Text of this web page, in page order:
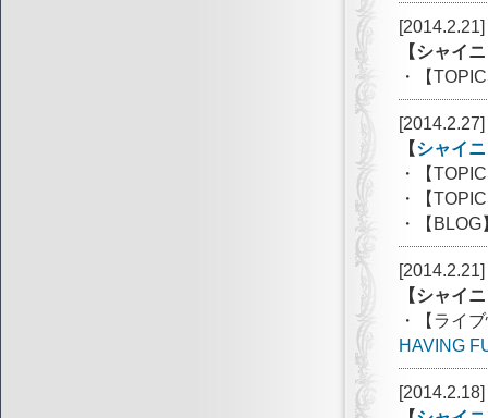
[2014.2.21]
【シャイ
・【
[2014.2.27]
【シャイ
・【
・【
・【
[2014.2.21]
【シャイ
・【ライ
HAVING
[2014.2.18]